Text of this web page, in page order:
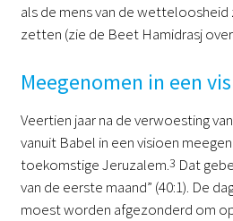
als de mens van de wetteloosheid
zetten (zie de Beet Hamidrasj over
Meegenomen in een
Veertien jaar na de verwoesting
vanuit Babel in een visioen
toekomstige Jeruzalem.3 Dat
van de eerste maand” (40:1). De
moest worden afgezonderd om